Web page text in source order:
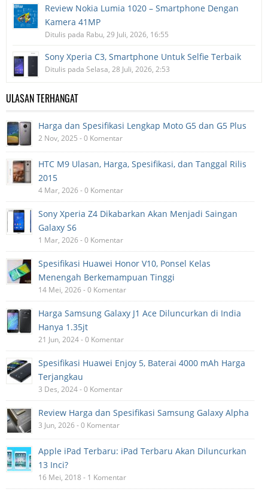
Review Nokia Lumia 1020 – Smartphone Dengan
Kamera 41MP
Ditulis pada Rabu, 29 Juli, 2026, 16:55
Sony Xperia C3, Smartphone Untuk Selfie Terbaik
Ditulis pada Selasa, 28 Juli, 2026, 2:53
ULASAN TERHANGAT
Harga dan Spesifikasi Lengkap Moto G5 dan G5 Plus
2 Nov, 2025 - 0 Komentar
HTC M9 Ulasan, Harga, Spesifikasi, dan Tanggal Rilis
2015
4 Mar, 2026 - 0 Komentar
Sony Xperia Z4 Dikabarkan Akan Menjadi Saingan
Galaxy S6
1 Mar, 2026 - 0 Komentar
Spesifikasi Huawei Honor V10, Ponsel Kelas
Menengah Berkemampuan Tinggi
14 Mei, 2026 - 0 Komentar
Harga Samsung Galaxy J1 Ace Diluncurkan di India
Hanya 1.35jt
21 Jun, 2024 - 0 Komentar
Spesifikasi Huawei Enjoy 5, Baterai 4000 mAh Harga
Terjangkau
3 Des, 2024 - 0 Komentar
Review Harga dan Spesifikasi Samsung Galaxy Alpha
3 Jun, 2026 - 0 Komentar
Apple iPad Terbaru: iPad Terbaru Akan Diluncurkan
13 Inci?
16 Mei, 2018 - 1 Komentar